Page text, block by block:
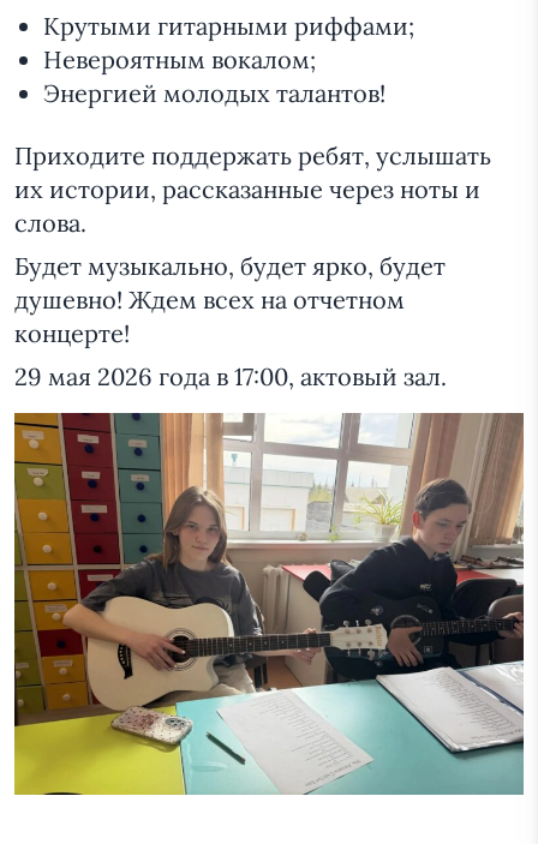
Крутыми гитарными риффами;
Невероятным вокалом;
Энергией молодых талантов!
Приходите поддержать ребят, услышать
их истории, рассказанные через ноты и
слова.
Будет музыкально, будет ярко, будет
душевно! Ждем всех на отчетном
концерте!
29 мая 2026 года в 17:00, актовый зал.